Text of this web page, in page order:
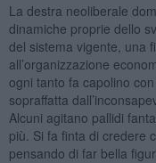
La destra neoliberale
dinamiche proprie dello
del sistema vigente, una
all’organizzazione
ogni tanto fa capolino
sopraffatta
Alcuni agitano pallidi
più. Si fa finta di credere
pensando di far bella